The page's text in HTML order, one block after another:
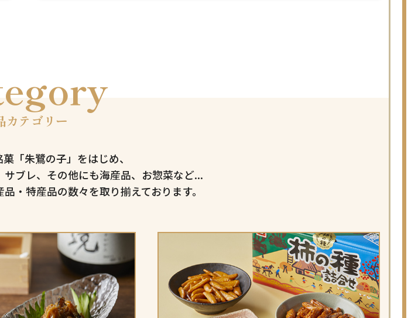
カテゴリー
「朱鷺の子」をはじめ、
ブレ、 その他にも海産品、お惣菜など...
・ 特産品の数々を取り揃えております。